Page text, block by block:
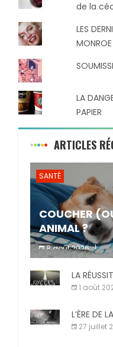
de la
LES
MONROE
LA
PAPIER
ARTICLES
SANTÉ
COUCHER
ANIMAL ?
8 août 2026
compagnie est
Les adeptes
LA
1 août
L’ÈRE DE
27 juillet